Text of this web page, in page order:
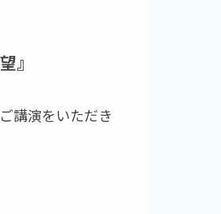
』
講演をいただき